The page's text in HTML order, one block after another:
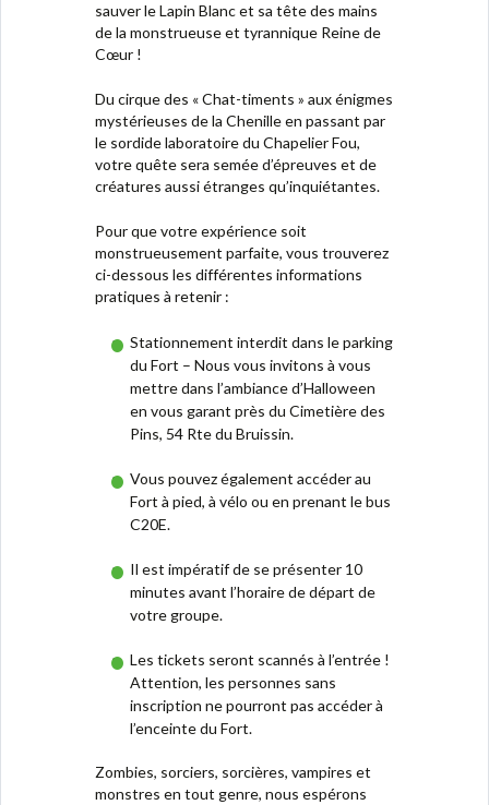
sauver le Lapin Blanc et sa tête des mains
de la monstrueuse et tyrannique Reine de
Cœur !
Du cirque des « Chat-timents » aux énigmes
mystérieuses de la Chenille en passant par
le sordide laboratoire du Chapelier Fou,
votre quête sera semée d’épreuves et de
créatures aussi étranges qu’inquiétantes.
Pour que votre expérience soit
monstrueusement parfaite, vous trouverez
ci-dessous les différentes informations
pratiques à retenir :
Stationnement interdit dans le parking
du Fort – Nous vous invitons à vous
mettre dans l’ambiance d’Halloween
en vous garant près du Cimetière des
Pins, 54 Rte du Bruissin.
Vous pouvez également accéder au
Fort à pied, à vélo ou en prenant le bus
C20E.
Il est impératif de se présenter 10
minutes avant l’horaire de départ de
votre groupe.
Les tickets seront scannés à l’entrée !
Attention, les personnes sans
inscription ne pourront pas accéder à
l’enceinte du Fort.
Zombies, sorciers, sorcières, vampires et
monstres en tout genre, nous espérons